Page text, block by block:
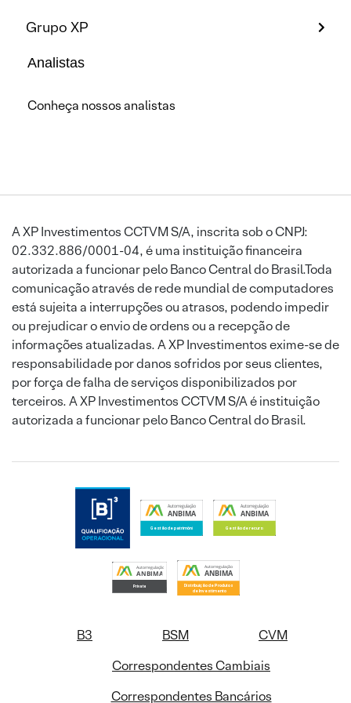
Grupo XP
Analistas
Conheça nossos analistas
A XP Investimentos CCTVM S/A, inscrita sob o CNPJ:
02.332.886/0001-04, é uma instituição financeira
autorizada a funcionar pelo Banco Central do Brasil.Toda
comunicação através de rede mundial de computadores
está sujeita a interrupções ou atrasos, podendo impedir
ou prejudicar o envio de ordens ou a recepção de
informações atualizadas. A XP Investimentos exime-se de
responsabilidade por danos sofridos por seus clientes,
por força de falha de serviços disponibilizados por
terceiros. A XP Investimentos CCTVM S/A é instituição
autorizada a funcionar pelo Banco Central do Brasil.
B3 BSM
CVM
Correspondentes Cambiais
Correspondentes Bancários